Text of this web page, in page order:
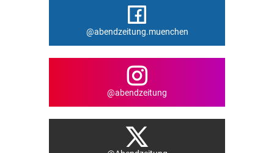
@abendzeitung.muenchen
@abendzeitung